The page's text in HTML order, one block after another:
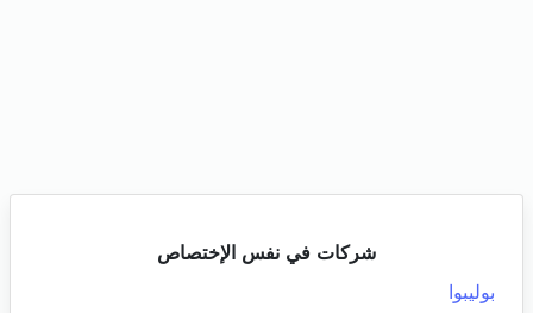
شركات في نفس الإختصاص
بوليبوا